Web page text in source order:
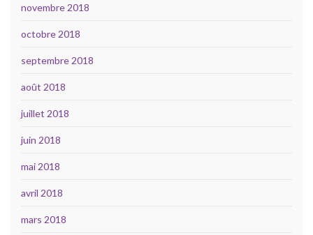
novembre 2018
octobre 2018
septembre 2018
août 2018
juillet 2018
juin 2018
mai 2018
avril 2018
mars 2018